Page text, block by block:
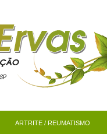
ARTRITE / REUMATISMO